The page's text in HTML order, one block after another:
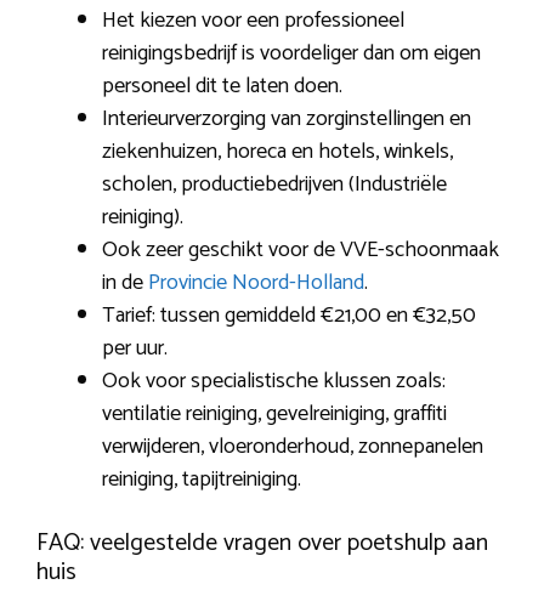
Het kiezen voor een professioneel
reinigingsbedrijf is voordeliger dan om eigen
personeel dit te laten doen.
Interieurverzorging van zorginstellingen en
ziekenhuizen, horeca en hotels, winkels,
scholen, productiebedrijven (Industriële
reiniging).
Ook zeer geschikt voor de VVE-schoonmaak
in deProvincie Noord-Holland.
Tarief: tussen gemiddeld €21,00 en €32,50
per uur.
Ook voor specialistische klussen zoals:
ventilatie reiniging, gevelreiniging, graffiti
verwijderen, vloeronderhoud, zonnepanelen
reiniging, tapijtreiniging.
FAQ: veelgestelde vragen over poetshulp aan
huis